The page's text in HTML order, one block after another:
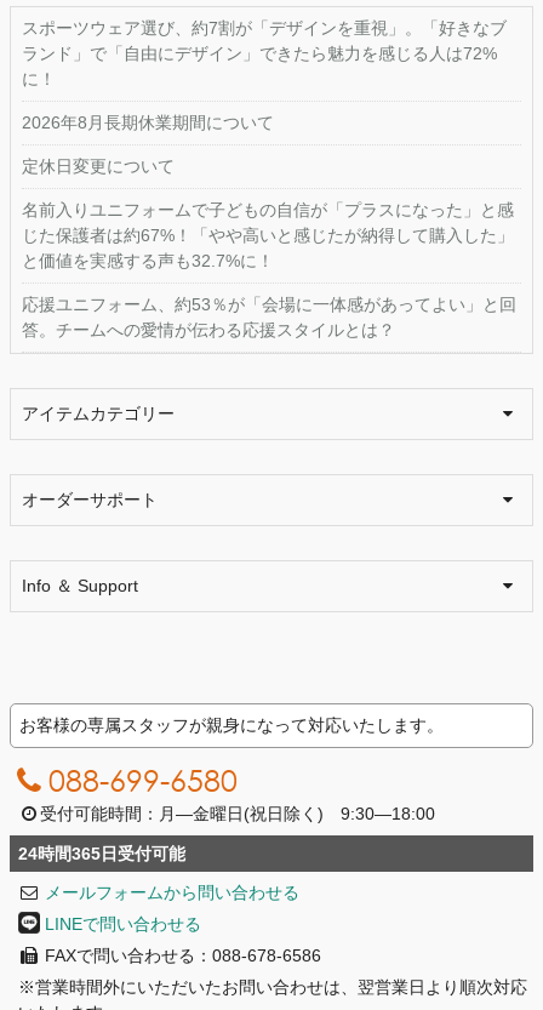
スポーツウェア選び、約7割が「デザインを重視」。「好きなブ
ランド」で「自由にデザイン」できたら魅力を感じる人は72%
に！
2026年8月長期休業期間について
定休日変更について
名前入りユニフォームで子どもの自信が「プラスになった」と感
じた保護者は約67%！「やや高いと感じたが納得して購入した」
と価値を実感する声も32.7%に！
応援ユニフォーム、約53％が「会場に一体感があってよい」と回
答。チームへの愛情が伝わる応援スタイルとは？
アイテムカテゴリー
オーダーサポート
Info ＆ Support
お客様の専属スタッフが親身になって対応いたします。
088-699-6580
受付可能時間：月―金曜日(祝日除く) 9:30―18:00
24時間365日受付可能
メールフォームから問い合わせる
LINEで問い合わせる
FAXで問い合わせる：088-678-6586
※営業時間外にいただいたお問い合わせは、翌営業日より順次対応